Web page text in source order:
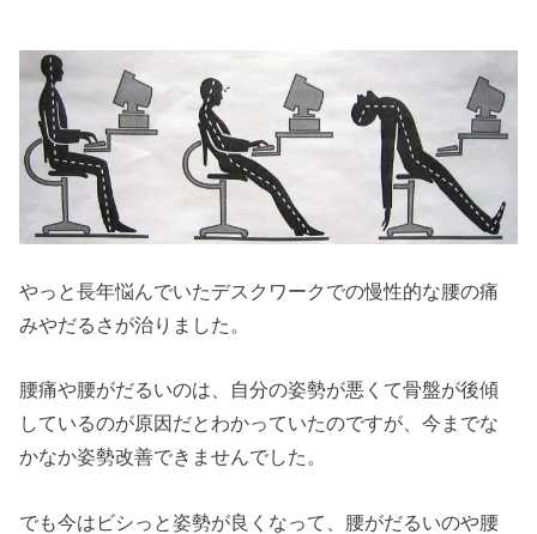
やっと長年悩んでいたデスクワークでの慢性的な腰の痛
みやだるさが治りました。
腰痛や腰がだるいのは、自分の姿勢が悪くて骨盤が後傾
しているのが原因だとわかっていたのですが、今までな
かなか姿勢改善できませんでした。
でも今はビシっと姿勢が良くなって、腰がだるいのや腰